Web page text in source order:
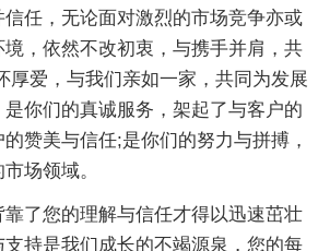
任，无论面对激烈的市场竞争亦或
，依然不改初衷，与携手并肩，共
厚爱，与我们亲如一家，共同为发展
你们的真诚服务，架起了与客户的
赞美与信任;是你们的努力与拼搏，
场领域。
了您的理解与信任才得以迅速茁壮
持是我们成长的不竭源泉，您的每